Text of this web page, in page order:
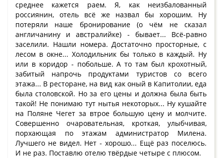
среднее кажется раем. Я, как неизбалованный
россиянин, отель всё же назвал бы хорошим. Ну
потеряли наше бронирование (о чём не сказал
англичанину и австралийке) - бывает... Всё-равно
заселили. Нашли номера. Достаточно просторные, с
лесом в окне... Холодильник бы только в каждый. Ну
или в коридор - побольше. А то там был крохотный,
забитый напрочь продуктами туристов со всего
этажа... В ресторане, на вид как оный в Капитолии, еда
была столовской. Но за его цены и должна была быть
такой! Не понимаю тут нытья некоторых... Ну кушайте
на Поляне Чегет за втрое большую цену и молчите.
Совершенно очаровательная, кроткая, улыбчивая,
порхающая по этажам администратор Милена.
Лучшего не видел. Нет - хорошо... Ещё раз поселюсь.
И не раз. Поставлю отелю твёрдые четыре с плюсом.